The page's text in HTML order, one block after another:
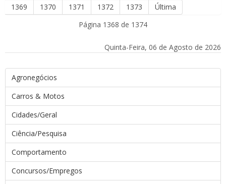
1369
1370 1371 1372 1373
Última
Página 1368 de 1374
Quinta-Feira, 06 de Agosto de 2026
Agronegócios
Carros & Motos
Cidades/Geral
Ciência/Pesquisa
Comportamento
Concursos/Empregos